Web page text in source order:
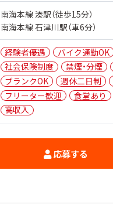
南海本線 湊駅（徒歩15分）
南海本線 石津川駅（車6分）
経験者優遇
バイク通勤OK
社会保険制度
禁煙・分煙
ブランクOK
週休二日制
フリーター歓迎
食堂あり
高収入
応募する